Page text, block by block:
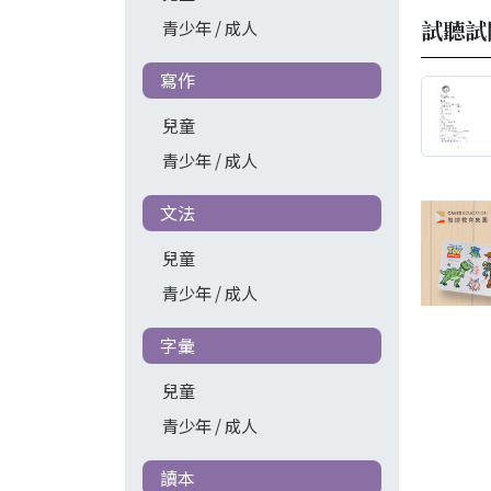
青少年 / 成人
寫作
兒童
青少年 / 成人
文法
兒童
青少年 / 成人
字彙
兒童
青少年 / 成人
讀本
試聽